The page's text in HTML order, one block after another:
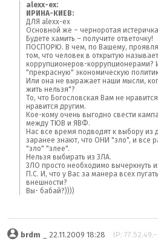
alexx-ex:
ИРИНА-КИЕВ:
ДЛЯ alexx-ex
Основной же – черноротая
Будете хамить – получите ответочку!
ПОСПОРЮ. В чем, по Вашему,
том, что человек в открытую
коррупционеров-коррупционерами?
"прекрасную" экономическую
Или она не выражает наши мысли,
жить нельзя"?
То, что Богословская Вам не
нравится другим.
Кое-кому очень выгодно свести
между ТЮВ и ЯВФ.
Нас все время подводят к выбору из
заранее знают, что ОНИ "зло", и все
"зло" "злее".
Нельзя выбирать из ЗЛА.
ЗЛО просто необходимо вычеркнуть
П.С. И, что у Вас за манера всех
внешности?
Вы- бабай?))))
brdm _ 22.11.2009 18:28 IP: